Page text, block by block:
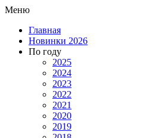
Меню
Главная
Новинки 2026
По году
2025
2024
2023
2022
2021
2020
2019